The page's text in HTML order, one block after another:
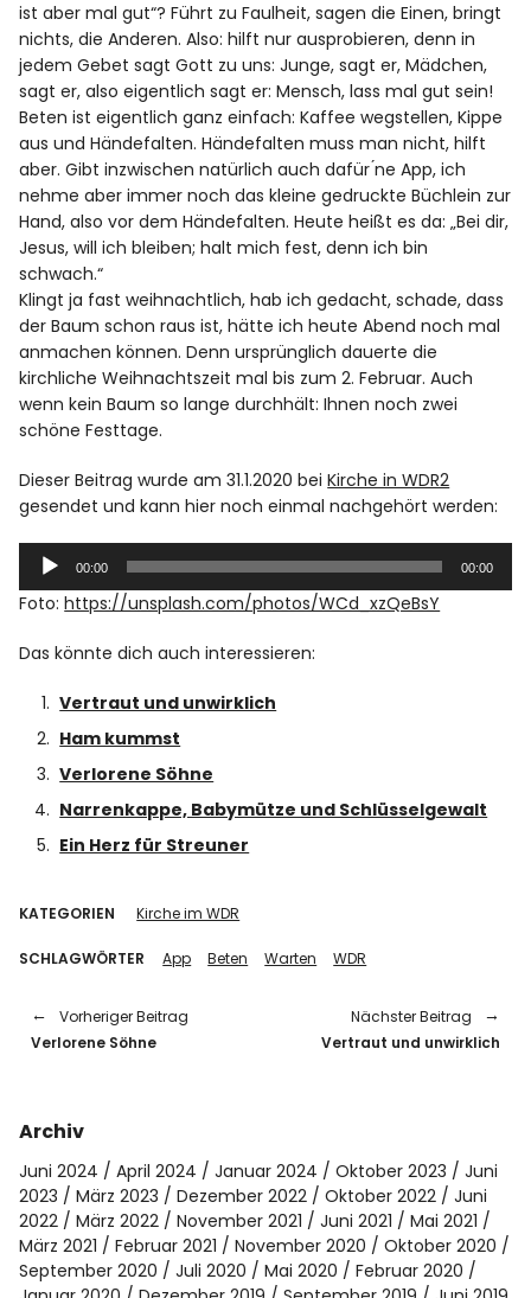
ist aber mal gut“? Führt zu Faulheit, sagen die Einen, bringt
nichts, die Anderen. Also: hilft nur ausprobieren, denn in
jedem Gebet sagt Gott zu uns: Junge, sagt er, Mädchen,
sagt er, also eigentlich sagt er: Mensch, lass mal gut sein!
Beten ist eigentlich ganz einfach: Kaffee wegstellen, Kippe
aus und Händefalten. Händefalten muss man nicht, hilft
aber. Gibt inzwischen natürlich auch dafür ́ne App, ich
nehme aber immer noch das kleine gedruckte Büchlein zur
Hand, also vor dem Händefalten. Heute heißt es da: „Bei dir,
Jesus, will ich bleiben; halt mich fest, denn ich bin
schwach.“
Klingt ja fast weihnachtlich, hab ich gedacht, schade, dass
der Baum schon raus ist, hätte ich heute Abend noch mal
anmachen können. Denn ursprünglich dauerte die
kirchliche Weihnachtszeit mal bis zum 2. Februar. Auch
wenn kein Baum so lange durchhält: Ihnen noch zwei
schöne Festtage.
Dieser Beitrag wurde am 31.1.2020 beiKirche in WDR2
gesendet und kann hier noch einmal nachgehört werden:
Audio-
Player00:00 00:00
Foto:https://unsplash.com/photos/WCd_xzQeBsY
Das könnte dich auch interessieren:
Vertraut und unwirklich
Ham kummst
Verlorene Söhne
Narrenkappe, Babymütze und Schlüsselgewalt
Ein Herz für Streuner
KATEGORIEN Kirche im WDR
SCHLAGWÖRTER App Beten Warten WDR
Vorheriger Beitrag
Verlorene Söhne
Nächster Beitrag
Vertraut und unwirklich
Archiv
Juni 2024 April 2024 Januar 2024 Oktober 2023
Juni
2023
März 2023 Dezember 2022 Oktober 2022
Juni
2022
März 2022 November 2021 Juni 2021
Mai 2021
März 2021
Februar 2021 November 2020
Oktober 2020
September 2020
Juli 2020 Mai 2020
Februar 2020